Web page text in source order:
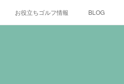
お役立ちゴルフ情報 BLOG